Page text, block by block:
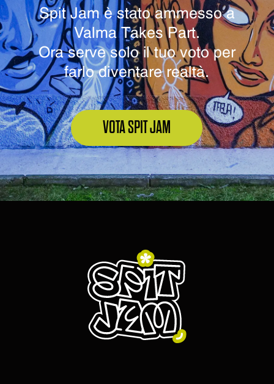
Spit Jam è stato ammesso a
Valma Takes Part.
Ora serve solo il tuo voto per
farlo diventare realtà.
VOTA SPIT JAM